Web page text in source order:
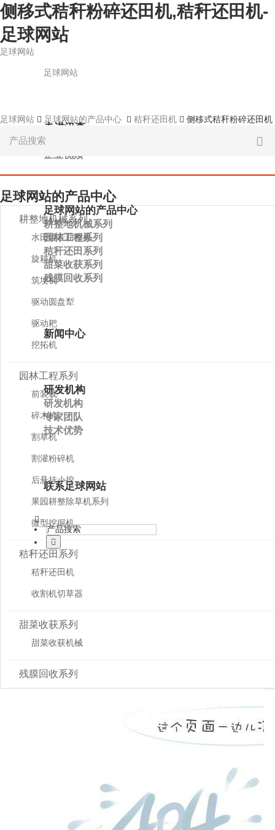
侧移式秸秆粉碎还田机,秸秆还田机-
足球网站
足球网站
足球网站
走进汉森
关于足球网站
企业视频
足球网站的产品中心
耕整地机械系列
园林工程系列
秸秆还田系列
甜菜收获系列
残膜回收系列
新闻中心
研发机构
研发机构
专家团队
技术优势
联系足球网站
足球网站 足球网站的产品中心 秸秆还田机 侧移式秸秆粉碎还田机
足球网站的产品中心
耕整地机械系列
水田埋茬耕整机
旋耕机
筑埂机
驱动圆盘犁
驱动耙
挖拓机
园林工程系列
前装载
碎木机
割草机
割灌粉碎机
后悬挂小挖
果园耕整除草机系列
微型挖掘机
秸秆还田系列
秸秆还田机
收割机切草器
甜菜收获系列
甜菜收获机械
残膜回收系列